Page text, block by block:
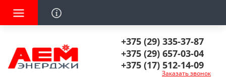
+375 (29) 335-37-87
+375 (29) 657-03-04
+375 (17) 512-14-09
Заказать звонок